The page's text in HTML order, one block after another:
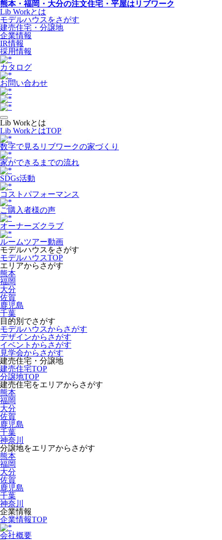
熊本・福岡・大分の注文住宅・平屋はリブワーク
Lib Workとは
モデルハウスをさがす
建売住宅・分譲地
企業情報
IR情報
採用情報
カタログ
お問い合わせ
Lib Workとは
Lib WorkとはTOP
数字で⾒るリブワークの家づくり
家ができるまでの流れ
SDGs活動
コストパフォーマンス
ご購入者様の声
オーナーズクラブ
ルームツアー動画
モデルハウスをさがす
モデルハウスTOP
エリアからさがす
熊本
福岡
大分
佐賀
鹿児島
千葉
目的別でさがす
モデルハウスからさがす
デザインからさがす
イベントからさがす
見学会からさがす
建売住宅・分譲地
建売住宅TOP
分譲地TOP
建売住宅をエリアからさがす
熊本
福岡
大分
佐賀
鹿児島
千葉
神奈川
分譲地をエリアからさがす
熊本
福岡
大分
佐賀
鹿児島
千葉
神奈川
企業情報
企業情報TOP
会社概要